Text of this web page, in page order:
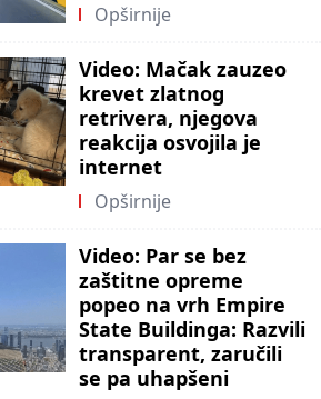
Opširnije
Video: Mačak zauzeo
krevet zlatnog
retrivera, njegova
reakcija osvojila je
internet
Opširnije
Video: Par se bez
zaštitne opreme
popeo na vrh Empire
State Buildinga: Razvili
transparent, zaručili
se pa uhapšeni